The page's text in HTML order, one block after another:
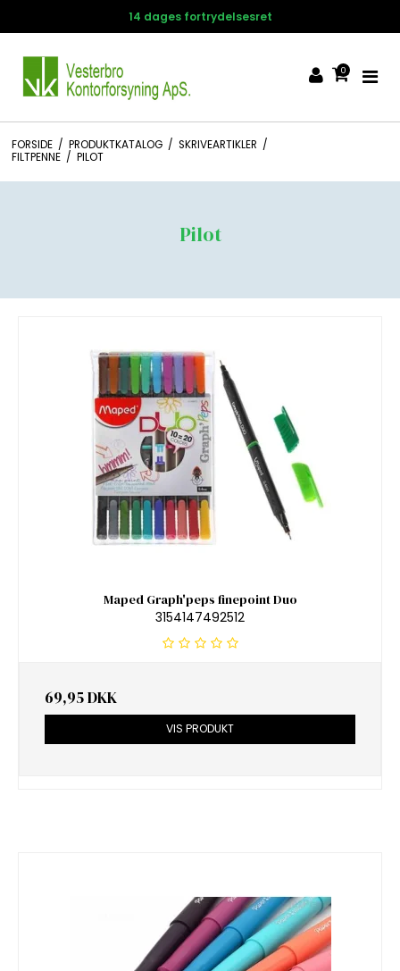
14 dages fortrydelsesret
0
FORSIDE / PRODUKTKATALOG / SKRIVEARTIKLER /
FILTPENNE / PILOT
Pilot
Maped Graph'peps finepoint Duo
3154147492512
69,95 DKK
VIS PRODUKT